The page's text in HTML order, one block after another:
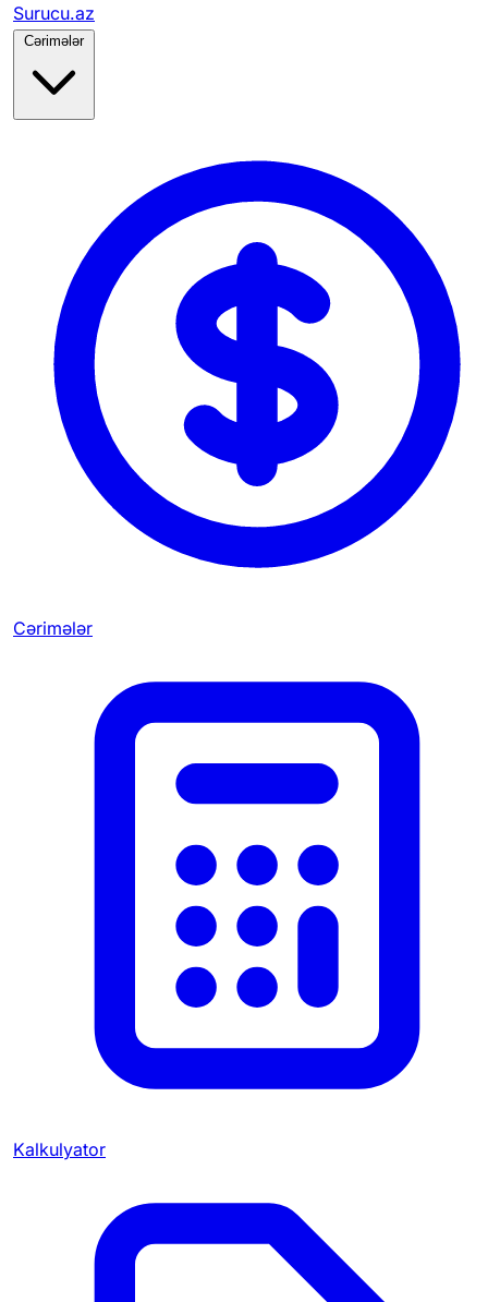
Surucu.az
Cərimələr
Cərimələr
Kalkulyator